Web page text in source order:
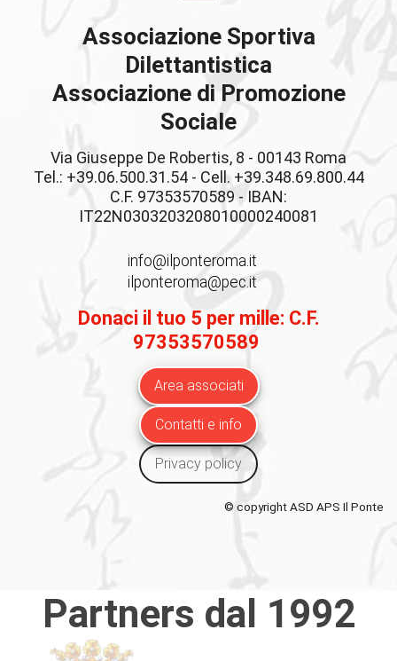
Associazione Sportiva
Dilettantistica
Associazione di Promozione
Sociale
Via Giuseppe De Robertis, 8 - 00143 Roma
Tel.: +39.06.500.31.54 - Cell. +39.348.69.800.44
C.F. 97353570589 - IBAN:
IT22N0303203208010000240081
info@ilponteroma.it
ilponteroma@pec.it
Donaci il tuo 5 per mille: C.F.
97353570589
Area associati
Contatti e info
Privacy policy
© copyright ASD APS Il Ponte
Partners dal 1992